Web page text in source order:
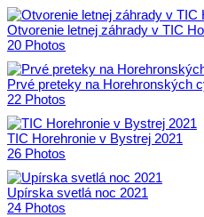
Otvorenie letnej záhrady v TIC
20 Photos
Prvé preteky na Horehronských
22 Photos
TIC Horehronie v Bystrej 2021
26 Photos
Upírska svetlá noc 2021
24 Photos